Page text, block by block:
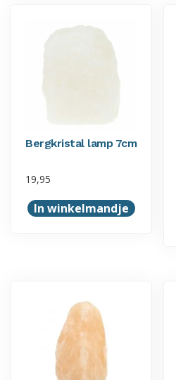
Bergkristal lamp 7cm
19,95
In winkelmandje